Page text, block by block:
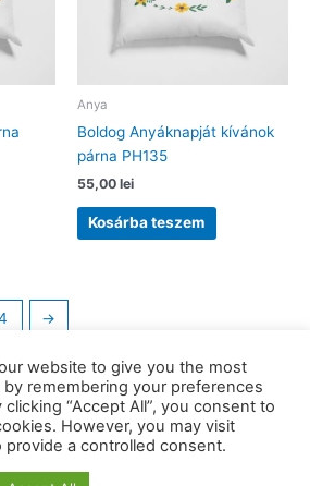
Anya
Boldog Anyáknapját kívánok
párna PH135
55,00 lei
Kosárba teszem
→
| Powered byAstra WordPress
website to give you the most
remembering your preferences
“Accept All”, you consent to
However, you may visit
a controlled consent.